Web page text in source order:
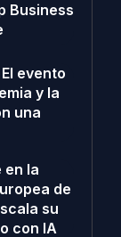
Business
El evento
y la
una
en la
de
su
con IA